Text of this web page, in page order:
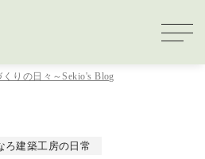
りの日々～Sekio's Blog
ろ建築工房の日常